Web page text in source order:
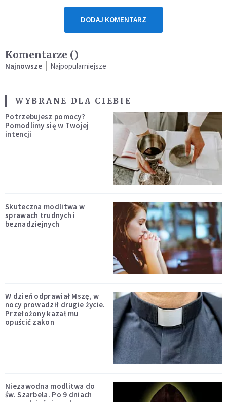
DODAJ KOMENTARZ
Komentarze ()
Najnowsze Najpopularniejsze
WYBRANE DLA CIEBIE
Potrzebujesz pomocy?
Pomodlimy się w Twojej
intencji
Skuteczna modlitwa w
sprawach trudnych i
beznadziejnych
W dzień odprawiał Mszę, w
nocy prowadził drugie życie.
Przełożony kazał mu
opuścić zakon
Niezawodna modlitwa do
św. Szarbela. Po 9 dniach